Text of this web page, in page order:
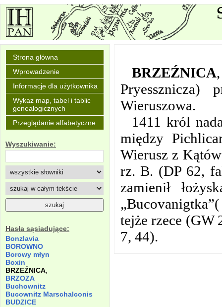
Strona główna
Wprowadzenie
Informacje dla użytkownika
Wykaz map, tabel i tablic
genealogicznych
Przeglądanie alfabetyczne
Wyszukiwanie:
Hasła sąsiadujące:
Bonzlavia
BOROWNO
Borowy młyn
Boxin
BRZEŹNICA
BRZOZA
Buchownitz
Bucownitz Marschalconis
BUDZICE
BRZEŹNICA,
Pryessznicza)
Wieruszowa.
1411 król
między
Wierusz z
rz. B. (DP 62,
zamienił
tejże rzece (GW
7, 44).